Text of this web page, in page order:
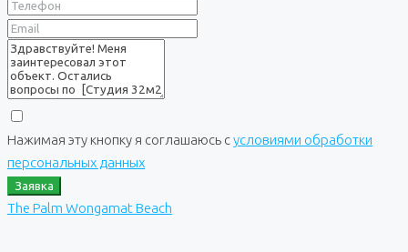
Нажимая эту кнопку я соглашаюсь сусловиями обработки
персональных данных
Заявка
The Palm Wongamat Beach